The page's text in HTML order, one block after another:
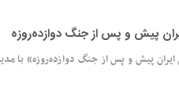
پیش و پس از جنگ دوازده‌روزه
پیش و پس از جنگ دوازده‌روزه» با